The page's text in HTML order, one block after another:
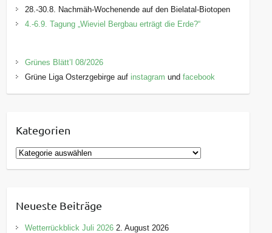
28.-30.8. Nachmäh-Wochenende auf den Bielatal-Biotopen
4.-6.9. Tagung „Wieviel Bergbau erträgt die Erde?“
Grünes Blätt’l 08/2026
Grüne Liga Osterzgebirge auf instagram undfacebook
Kategorien
K
a
g
o
Neueste Beiträge
Wetterrückblick Juli 2026 2. August 2026